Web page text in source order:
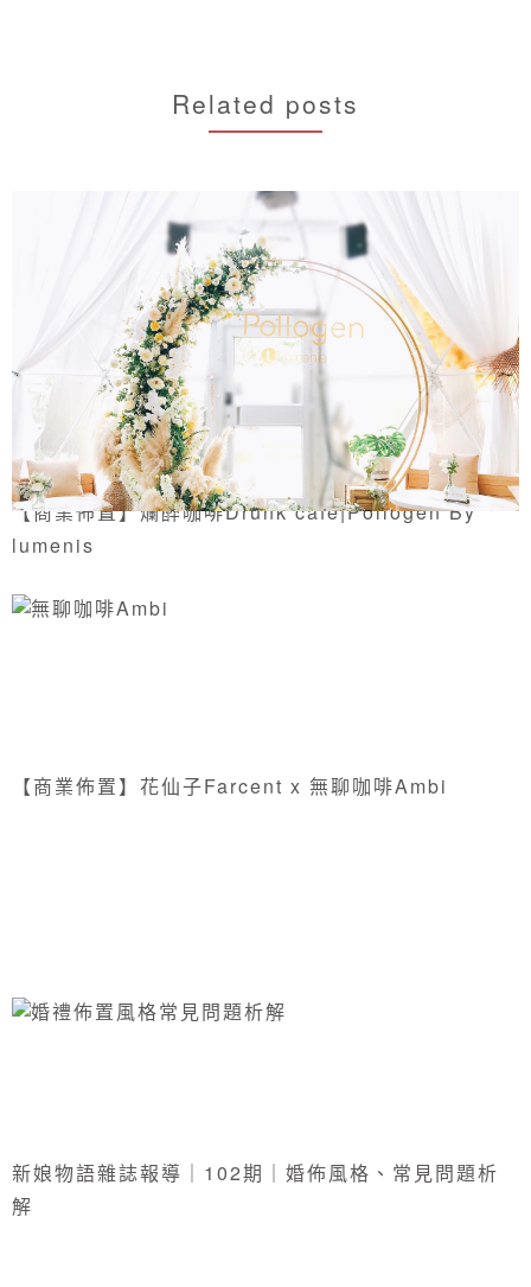
Related posts
【商業佈置】爛醉咖啡Drunk cafe|Pollogen By
lumenis
【商業佈置】花仙子Farcent x 無聊咖啡Ambi
新娘物語雜誌報導｜102期｜婚佈風格、常見問題析
解